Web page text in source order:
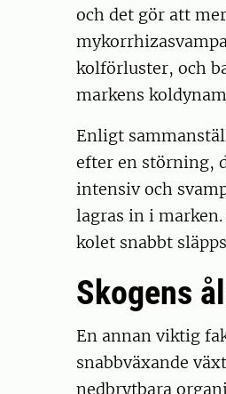
och det gör att
kolförluster, och
markens
Enligt
efter en störning,
intensiv och
lagras in i
kolet snabbt
Skogens
En annan viktig
snabbväxande
nedbrytbara